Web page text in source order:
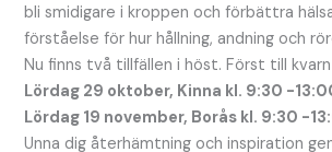
bli smidigare i kroppen och förbättra
förståelse för hur hållning, andning och
Nu finns två tillfällen i höst. Först till
Lördag 29 oktober, Kinna kl. 9:30 -
Lördag 19 november, Borås kl. 9:30 -
Unna dig återhämtning och inspiration